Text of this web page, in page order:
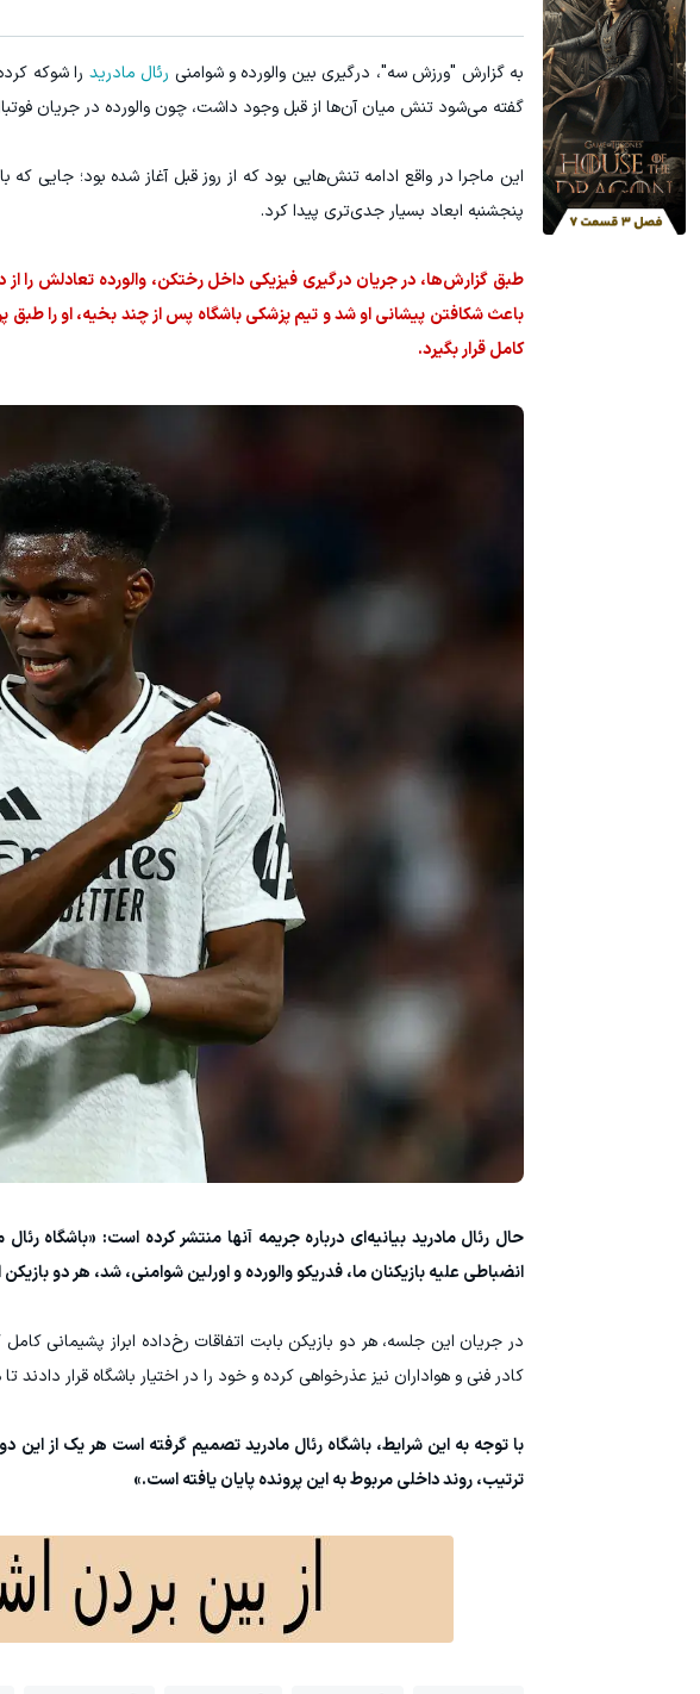
به گزارش "ورزش سه"، درگیری بین والورده و شوامنی رئال مادرید را شوکه
گفته می‌شود تنش میان آن‌ها از قبل وجود داشت، چون والورده در جریان
این ماجرا در واقع ادامه تنش‌هایی بود که از روز قبل آغاز شده بود؛ جایی
پنجشنبه ابعاد بسیار جدی‌تری پیدا کرد.
طبق گزارش‌ها، در جریان درگیری فیزیکی داخل رختکن، والورده تعادلش را
باعث شکافتن پیشانی او شد و تیم پزشکی باشگاه پس از چند بخیه، او را
کامل قرار بگیرد.
حال رئال مادرید بیانیه‌ای درباره جریمه آنها منتشر کرده است: «باشگاه
انضباطی علیه بازیکنان ما، فدریکو والورده و اورلین شوامنی، شد، هر دو
در جریان این جلسه، هر دو بازیکن بابت اتفاقات رخ‌داده ابراز پشیمانی
کادر فنی و هواداران نیز عذرخواهی کرده و خود را در اختیار باشگاه قرار
ترتیب، روند داخلی مربوط به این پرونده پایان یافته است.»
با این روش توی خونه،سفیدی و زیبایی دندوناتو برگردون(40%off)
تخفیف ویژه! دریافت 50 تتر !